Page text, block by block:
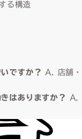
る構造
ですか？ A. 店舗・
はありますか？ A.